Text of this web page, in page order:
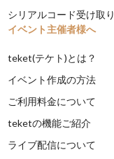
シリアルコード受け取り
イベント主催者様へ
teket(テケト)とは？
イベント作成の方法
ご利用料金について
teketの機能ご紹介
ライブ配信について